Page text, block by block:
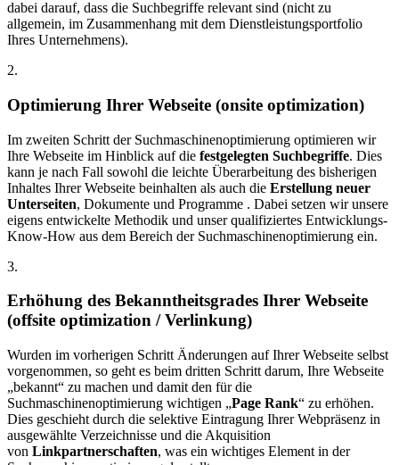
dabei darauf, dass die Suchbegriffe relevant sind (nicht zu
allgemein, im Zusammenhang mit dem Dienstleistungsportfolio
Ihres Unternehmens).
2.
Optimierung Ihrer Webseite (onsite optimization)
Im zweiten Schritt der Suchmaschinenoptimierung optimieren wir
Ihre Webseite im Hinblick auf die festgelegten Suchbegriffe. Dies
kann je nach Fall sowohl die leichte Überarbeitung des bisherigen
Inhaltes Ihrer Webseite beinhalten als auch die Erstellung neuer
Unterseiten, Dokumente und Programme . Dabei setzen wir unsere
eigens entwickelte Methodik und unser qualifiziertes Entwicklungs-
Know-How aus dem Bereich der Suchmaschinenoptimierung ein.
3.
Erhöhung des Bekanntheitsgrades Ihrer Webseite
(offsite optimization / Verlinkung)
Wurden im vorherigen Schritt Änderungen auf Ihrer Webseite selbst
vorgenommen, so geht es beim dritten Schritt darum, Ihre Webseite
„bekannt“ zu machen und damit den für die
Suchmaschinenoptimierung wichtigen „Page Rank“ zu erhöhen.
Dies geschieht durch die selektive Eintragung Ihrer Webpräsenz in
ausgewählte Verzeichnisse und die Akquisition
von Linkpartnerschaften, was ein wichtiges Element in der